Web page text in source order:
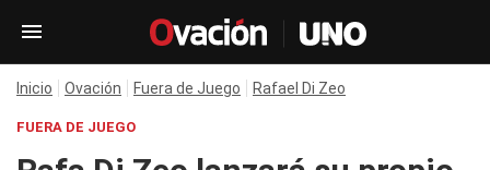
Inicio Ovación Fuera de Juego Rafael Di Zeo
FUERA DE JUEGO